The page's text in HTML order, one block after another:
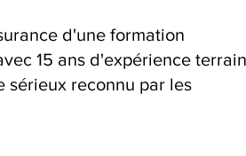
d'une formation
15 ans d'expérience terrain
sérieux reconnu par les